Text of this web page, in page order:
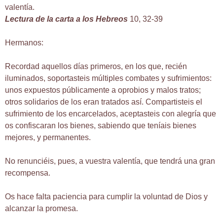
valentía.
Lectura de la carta a los Hebreos 10, 32-39
Hermanos:
Recordad aquellos días primeros, en los que, recién
iluminados, soportasteis múltiples combates y sufrimientos:
unos expuestos públicamente a oprobios y malos tratos;
otros solidarios de los eran tratados así. Compartisteis el
sufrimiento de los encarcelados, aceptasteis con alegría que
os confiscaran los bienes, sabiendo que teníais bienes
mejores, y permanentes.
No renunciéis, pues, a vuestra valentía, que tendrá una gran
recompensa.
Os hace falta paciencia para cumplir la voluntad de Dios y
alcanzar la promesa.